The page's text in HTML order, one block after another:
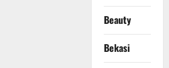
Beauty
Bekasi